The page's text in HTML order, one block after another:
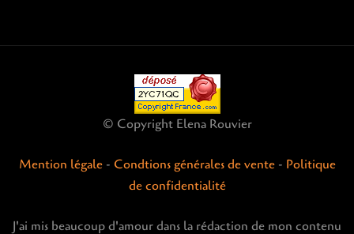
© Copyright Elena Rouvier
Mention légale- Condtions générales de vente- Politique
de confidentialité
J'ai mis beaucoup d'amour dans la rédaction de mon contenu